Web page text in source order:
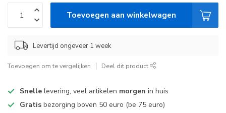
Toevoegen aan winkelwagen
Levertijd ongeveer 1 week
Toevoegen om te vergelijken Deel dit product
Snelle levering, veel artikelen morgen in huis
Gratis bezorging boven 50 euro (be 75 euro)